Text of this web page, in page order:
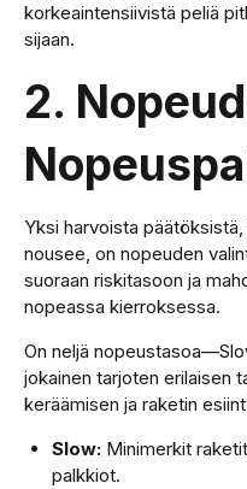
korkeaintensiivistä peliä
sijaan.
2.
Yksi harvoista
nousee, on nopeuden
suoraan riskitasoon ja
nopeassa kierroksessa.
On neljä
jokainen tarjoten erilaisen
keräämisen ja raketin
Slow:Minimerkit
palkkiot.